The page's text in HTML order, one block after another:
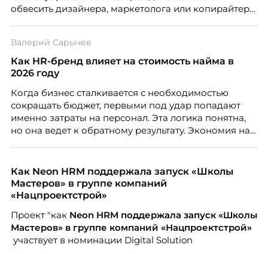
обвесить дизайнера, маркетолога или копирайтера
Проблема в том, что так мы измеряем не ценность,
а движение. А творческая работа — это тот редкий
случай, где движение и результат могут не
Валерий Сарычев
Как HR-бренд влияет на стоимость найма в
2026 году
Когда бизнес сталкивается с необходимостью
сокращать бюджет, первыми под удар попадают
именно затраты на персонал. Эта логика понятна,
но она ведет к обратному результату. Экономия на
значит – сокращает доходы бизнеса.
Как Neon HRM поддержала запуск «Школы
Мастеров» в группе компаний
«Нацпроектстрой»
Проект "какNeon HRM поддержала запуск «Школы
Мастеров» в группе компаний «Нацпроектстрой»
участвует в номинации Digital Solution